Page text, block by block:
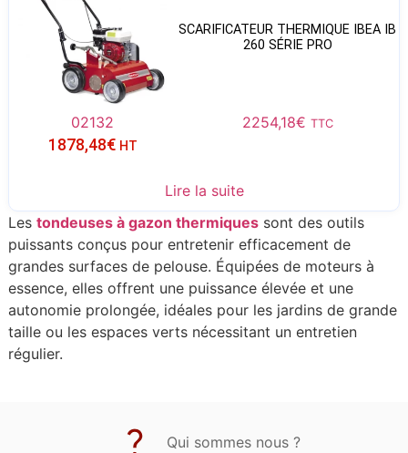
SCARIFICATEUR THERMIQUE IBEA IB
260 SÉRIE PRO
02132 2254,18€ TTC
1878,48€ HT
Lire la suite
Les tondeuses à gazon thermiquessont des outils
puissants conçus pour entretenir efficacement de
grandes surfaces de pelouse. Équipées de moteurs à
essence, elles offrent une puissance élevée et une
autonomie prolongée, idéales pour les jardins de grande
taille ou les espaces verts nécessitant un entretien
régulier.
Qui sommes nous ?